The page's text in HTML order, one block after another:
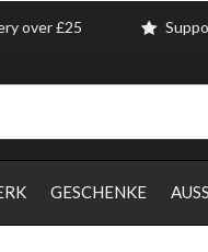
GESCHENKE
over £25